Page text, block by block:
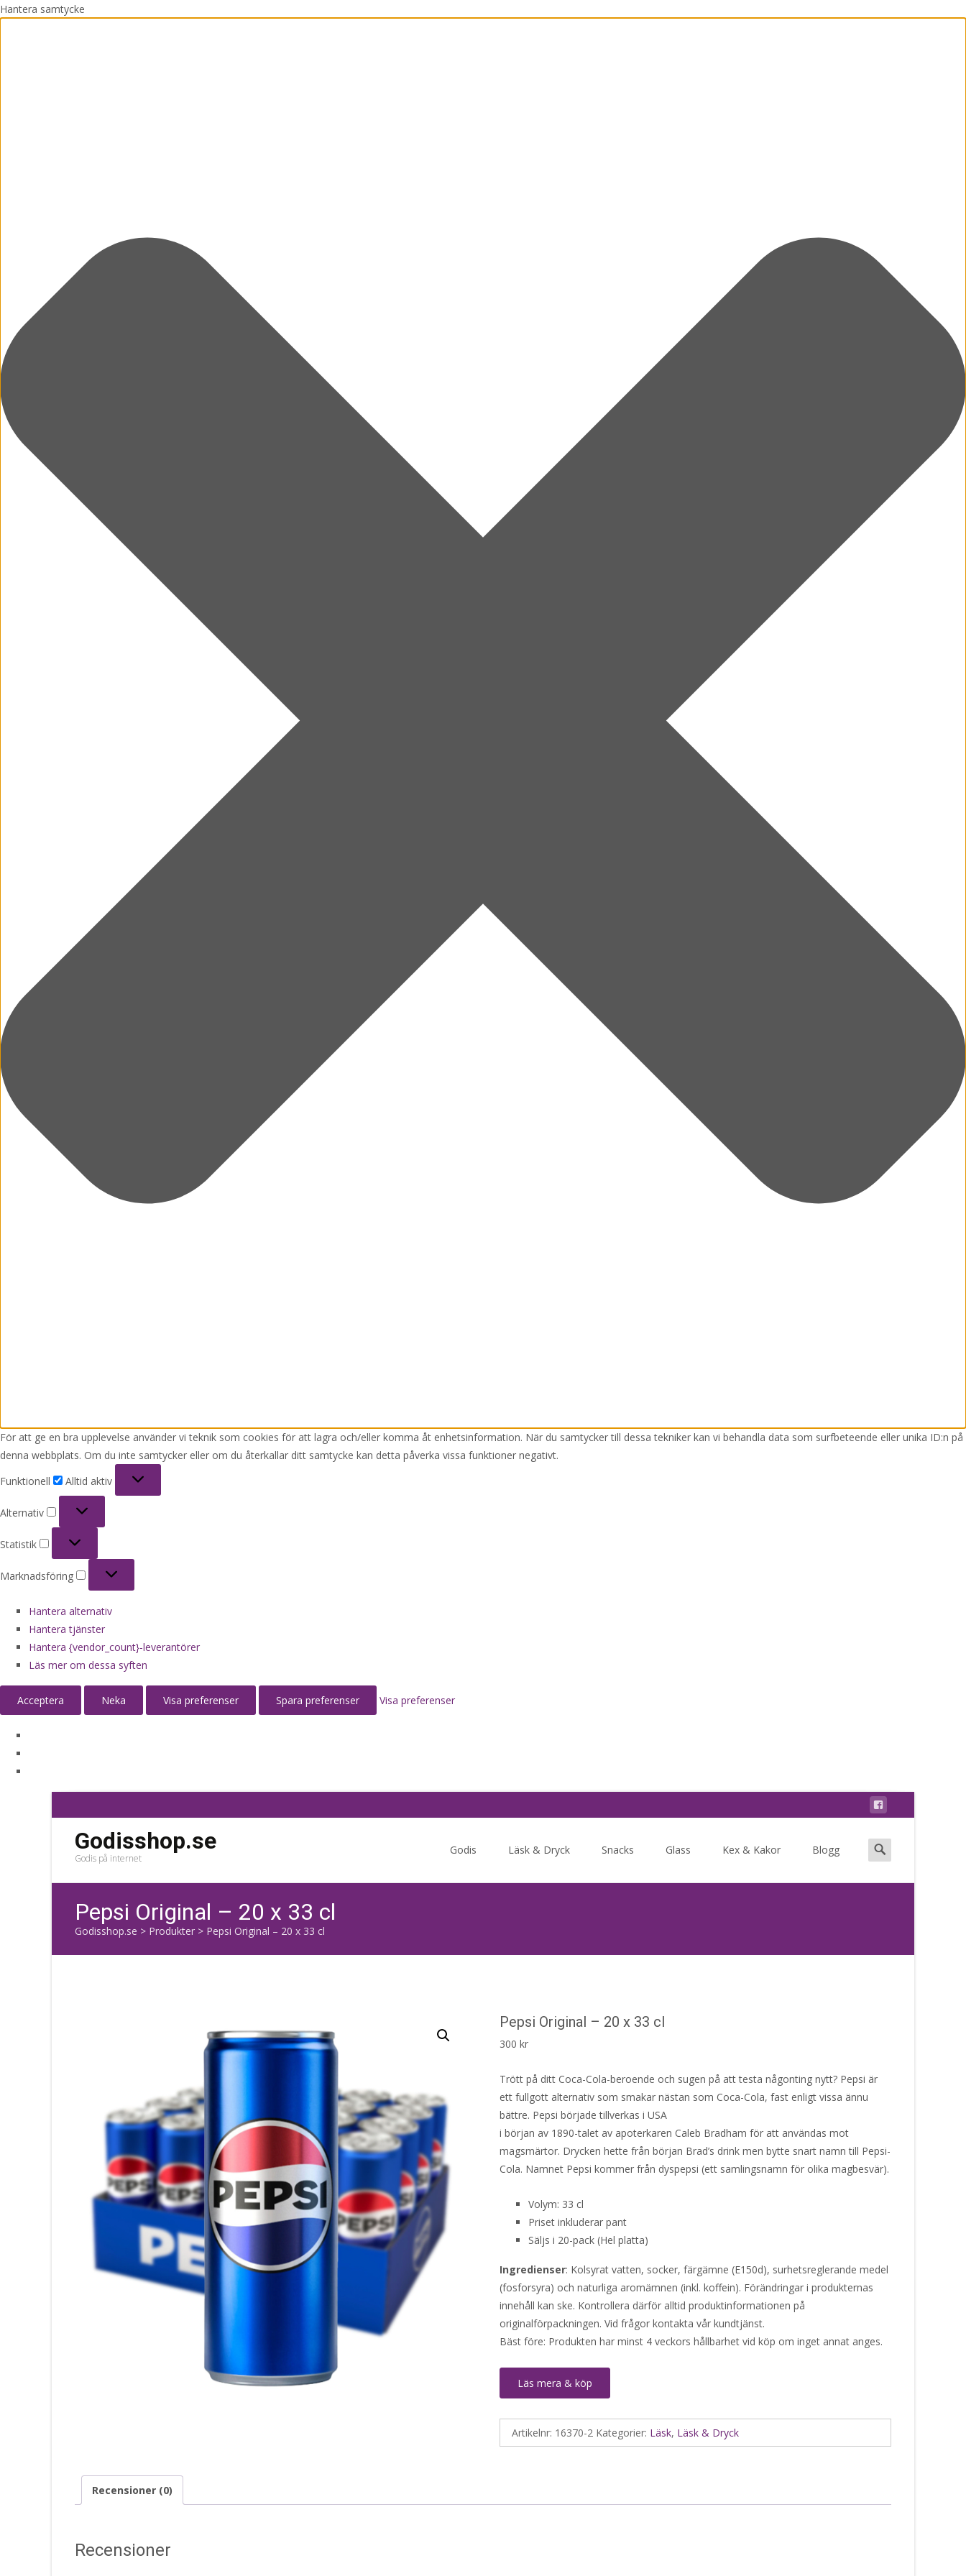
Hantera samtycke
För att ge en bra upplevelse använder vi teknik som cookies för att lagra och/eller komma åt enhetsinformation. När du samtycker till dessa tekniker kan vi behandla data som surfbeteende eller unika ID:n på
denna webbplats. Om du inte samtycker eller om du återkallar ditt samtycke kan detta påverka vissa funktioner negativt.
Funktionell
Alltid aktiv
Alternativ
Statistik
Marknadsföring
Hantera alternativ
Hantera tjänster
Hantera {vendor_count}-leverantörer
Läs mer om dessa syften
Acceptera Neka Visa preferenser Spara preferenser Visa preferenser
Godisshop.se
Godis på internet
Godis Läsk & Dryck Snacks Glass Kex & Kakor Blogg
Search
for:
Pepsi Original – 20 x 33 cl
Godisshop.se > Produkter > Pepsi Original – 20 x 33 cl
Pepsi Original – 20 x 33 cl
300 kr
Trött på ditt Coca-Cola-beroende och sugen på att testa någonting nytt? Pepsi är
ett fullgott alternativ som smakar nästan som Coca-Cola, fast enligt vissa ännu
bättre. Pepsi började tillverkas i USA
i början av 1890-talet av apoterkaren Caleb Bradham för att användas mot
magsmärtor. Drycken hette från början Brad’s drink men bytte snart namn till Pepsi-
Cola. Namnet Pepsi kommer från dyspepsi (ett samlingsnamn för olika magbesvär).
Volym: 33 cl
Priset inkluderar pant
Säljs i 20-pack (Hel platta)
Ingredienser: Kolsyrat vatten, socker, färgämne (E150d), surhetsreglerande medel
(fosforsyra) och naturliga aromämnen (inkl. koffein). Förändringar i produkternas
innehåll kan ske. Kontrollera därför alltid produktinformationen på
originalförpackningen. Vid frågor kontakta vår kundtjänst.
Bäst före: Produkten har minst 4 veckors hållbarhet vid köp om inget annat anges.
Läs mera & köp
Artikelnr: 16370-2 Kategorier: Läsk, Läsk & Dryck
Recensioner (0)
Recensioner